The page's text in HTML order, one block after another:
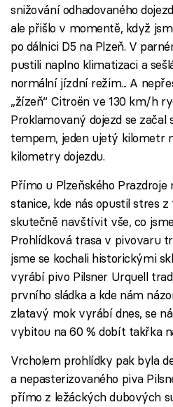
snižování odhadovaného
ale přišlo v momentě, když
po dálnici D5 na Plzeň. V
pustili naplno klimatizaci a
normální jízdní režim... A
„žízeň“ Citroën ve 130 km/h
Proklamovaný dojezd se
tempem, jeden ujetý kilometr
kilometry dojezdu.
Přímo u Plzeňského Prazdroje
stanice, kde nás opustil stres
skutečně navštívit vše, co
Prohlídková trasa v pivovaru
jsme se kochali historickými
vyrábí pivo Pilsner Urquell
prvního sládka a kde nám
zlatavý mok vyrábí dnes, se
vybitou na 60 % dobít takřka
Vrcholem prohlídky pak byla
a nepasterizovaného piva
přímo z ležáckých dubových